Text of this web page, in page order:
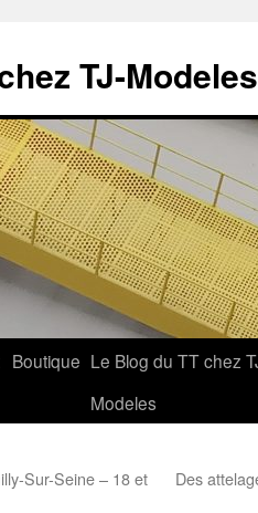
TJ-Modeles
Boutique Le Blog du TT chez
Modeles
Sur-Seine – 18 et
Des